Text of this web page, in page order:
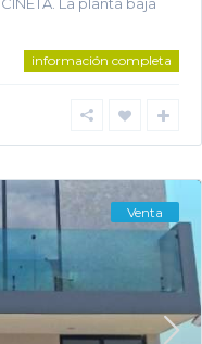
información completa
Venta